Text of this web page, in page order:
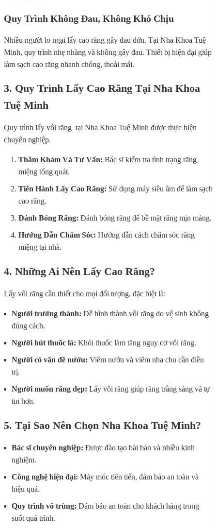
Quy Trình Không Đau, Không Khó Chịu
Nhiều người lo ngại lấy cao răng gây đau đớn. Tại Nha Khoa Tuệ
Minh, quy trình nhẹ nhàng và không gây đau. Thiết bị hiện đại giúp
làm sạch cao răng nhanh chóng, thoải mái.
3. Quy Trình Lấy Cao Răng Tại Nha Khoa
Tuệ Minh
Quy trình lấy vôi răng tại Nha Khoa Tuệ Minh được thực hiện
chuyên nghiệp.
Thăm Khám Và Tư Vấn: Bác sĩ kiểm tra tình trạng răng
miệng tổng quát.
Tiến Hành Lấy Cao Răng: Sử dụng máy siêu âm để làm sạch
cao răng.
Đánh Bóng Răng: Đánh bóng răng để bề mặt răng mịn màng.
Hướng Dẫn Chăm Sóc: Hướng dẫn cách chăm sóc răng
miệng tại nhà.
4. Những Ai Nên Lấy Cao Răng?
Lấy vôi răng cần thiết cho mọi đối tượng, đặc biệt là:
Người trưởng thành: Dễ hình thành vôi răng do vệ sinh không
đúng cách.
Người hút thuốc lá: Khói thuốc làm tăng nguy cơ vôi răng.
Người có vấn đề nướu: Viêm nướu và viêm nha chu cần điều
trị.
Người muốn răng đẹp: Lấy vôi răng giúp răng trắng sáng và tự
tin hơn.
5. Tại Sao Nên Chọn Nha Khoa Tuệ Minh?
Bác sĩ chuyên nghiệp: Được đào tạo bài bản và nhiều kinh
nghiệm.
Công nghệ hiện đại: Máy móc tiên tiến, đảm bảo an toàn và
hiệu quả.
Quy trình vô trùng: Đảm bảo an toàn cho khách hàng trong
suốt quá trình.